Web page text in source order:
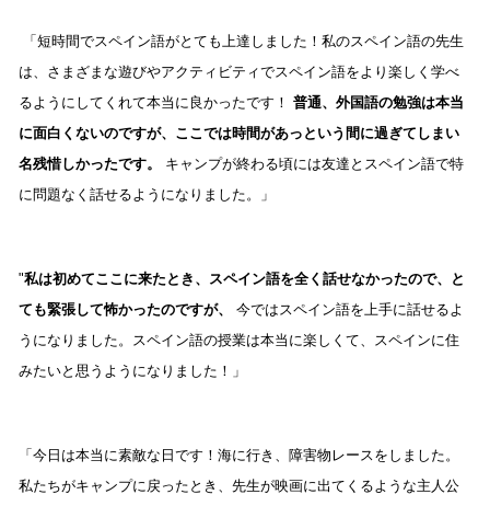
「短時間でスペイン語がとても上達しました！私のスペイン語の先生
は、さまざまな遊びやアクティビティでスペイン語をより楽しく学べ
るようにしてくれて本当に良かったです！ 普通、外国語の勉強は本当
に面白くないのですが、ここでは時間があっという間に過ぎてしまい
名残惜しかったです。
キャンプが終わる頃には友達とスペイン語で特
に問題なく話せるようになりました。」
"私は初めてここに来たとき、スペイン語を全く話せなかったので、と
ても緊張して怖かったのですが、
今ではスペイン語を上手に話せるよ
うになりました。スペイン語の授業は本当に楽しくて、スペインに住
みたいと思うようになりました！」
「今日は本当に素敵な日です！海に行き、障害物レースをしました。
私たちがキャンプに戻ったとき、先生が映画に出てくるような主人公